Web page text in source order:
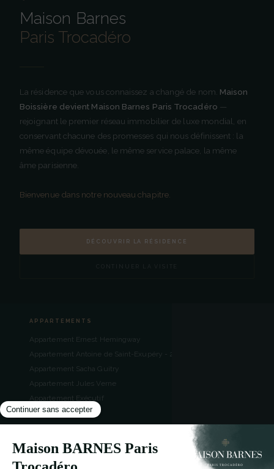
Maison Barnes
Paris Trocadéro
La résidence que vous connaissez a changé de nom. Maison
Boissière devient Maison Barnes Paris Trocadéro —
rejoignant le premier réseau immobilier de luxe mondial, en
conservant chacune des promesses qui nous définissent : la
même équipe dévouée, le même service palace, la même
âme parisienne.
Bienvenue dans notre nouveau chapitre.
DÉCOUVRIR LA RÉSIDENCE
Maison Barnes - Paris
Trocadéro
RÉSIDENCE HÔTELIÈRE 5 ÉTOILES · PARIS
NOUS SUIVRE
APPARTEMENTS
Appartement Ernest Hemingway
Appartement Antoine de Saint-Exupéry - 2 chambres
Appartement Sacha Guitry
Appartement Jules Verne
Appartement Exécutif
Appartement Deluxe
Appartement Supérieur